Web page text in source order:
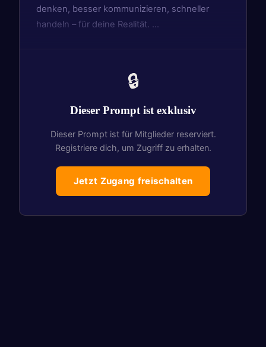
denken, besser kommunizieren, schneller
handeln – für deine Realität. …
🔒
Dieser Prompt ist exklusiv
Dieser Prompt ist für Mitglieder reserviert.
Registriere dich, um Zugriff zu erhalten.
Jetzt Zugang freischalten